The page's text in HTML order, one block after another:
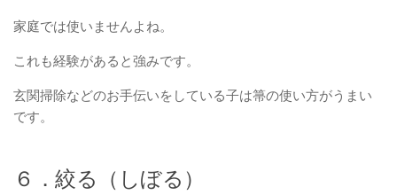
家庭では使いませんよね。
これも経験があると強みです。
玄関掃除などのお手伝いをしている子は箒の使い方がうまい
です。
６．絞る（しぼる）